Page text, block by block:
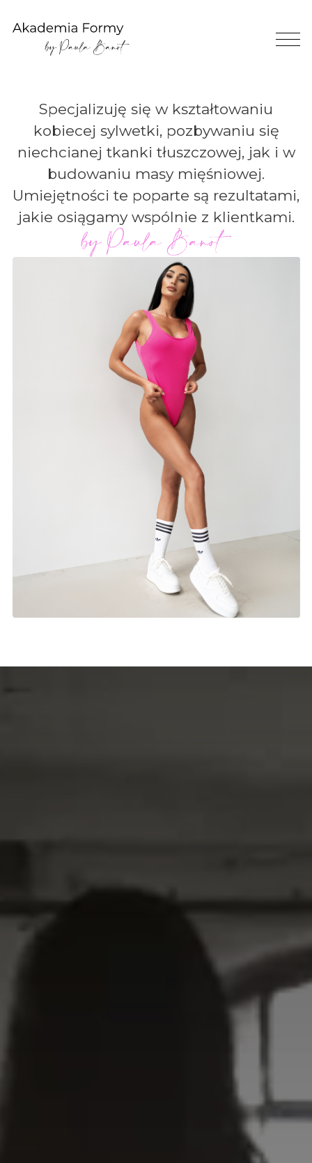
Specjalizuję się w kształtowaniu
kobiecej sylwetki, pozbywaniu się
niechcianej tkanki tłuszczowej, jak i w
budowaniu masy mięśniowej.
Umiejętności te poparte są rezultatami,
jakie osiągamy wspólnie z klientkami.